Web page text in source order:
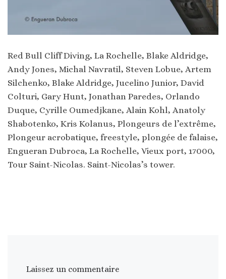
Red Bull Cliff Diving, La Rochelle, Blake Aldridge,
Andy Jones, Michal Navratil, Steven Lobue, Artem
Silchenko, Blake Aldridge, Jucelino Junior, David
Colturi, Gary Hunt, Jonathan Paredes, Orlando
Duque, Cyrille Oumedjkane, Alain Kohl, Anatoly
Shabotenko, Kris Kolanus, Plongeurs de l’extrême,
Plongeur acrobatique, freestyle, plongée de falaise,
Engueran Dubroca, La Rochelle, Vieux port, 17000,
Tour Saint-Nicolas. Saint-Nicolas’s tower.
Laissez un commentaire